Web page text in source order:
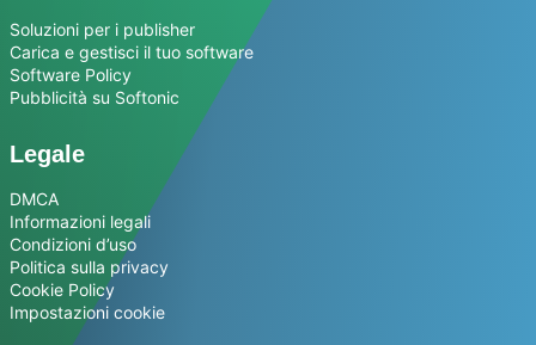
Soluzioni per i publisher
Carica e gestisci il tuo software
Software Policy
Pubblicità su Softonic
Legale
DMCA
Informazioni legali
Condizioni d’uso
Politica sulla privacy
Cookie Policy
Impostazioni cookie